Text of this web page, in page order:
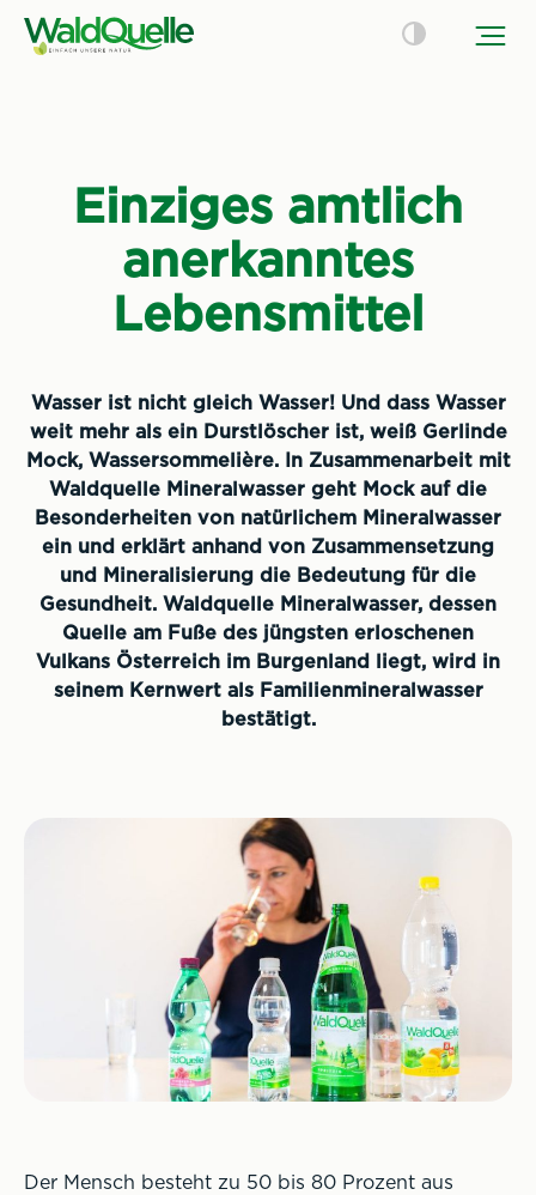
Einziges amtlich
anerkanntes
Lebensmittel
Wasser ist nicht gleich Wasser! Und dass Wasser
weit mehr als ein Durstlöscher ist, weiß Gerlinde
Mock, Wassersommelière. In Zusammenarbeit mit
Waldquelle Mineralwasser geht Mock auf die
Besonderheiten von natürlichem Mineralwasser
ein und erklärt anhand von Zusammensetzung
und Mineralisierung die Bedeutung für die
Gesundheit. Waldquelle Mineralwasser, dessen
Quelle am Fuße des jüngsten erloschenen
Vulkans Österreich im Burgenland liegt, wird in
seinem Kernwert als Familienmineralwasser
bestätigt.
Der Mensch besteht zu 50 bis 80 Prozent aus